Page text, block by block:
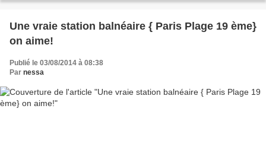
Une vraie station balnéaire { Paris Plage 19 ème}
on aime!
Publié le 03/08/2014 à 08:38
Par nessa